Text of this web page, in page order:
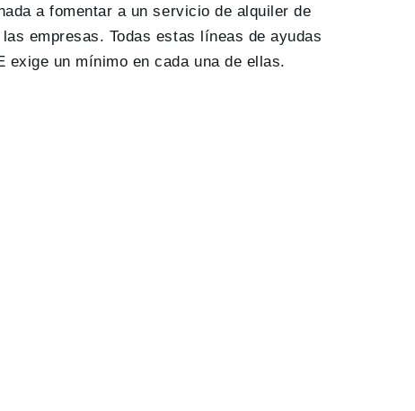
a fomentar a un servicio de alquiler de
empresas. Todas estas líneas de ayudas
un mínimo en cada una de ellas.